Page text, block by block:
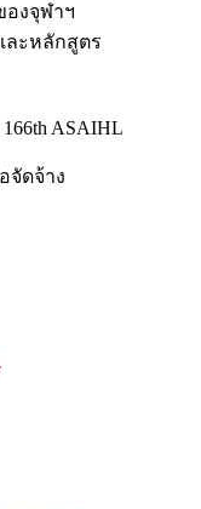
งจุฬาฯ
ละหลักสูตร
166th ASAIHL
จัดจ้าง